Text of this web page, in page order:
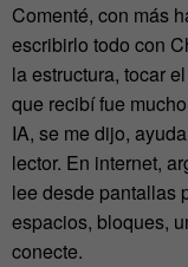
Comenté, con más
escribirlo todo con
la estructura, tocar
que recibí fue
IA, se me dijo,
lector. En internet,
lee desde pantallas
espacios, bloques,
conecte.